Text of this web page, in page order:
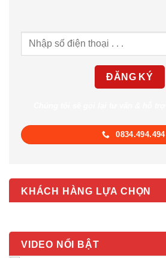
0834.494.494
KHÁCH HÀNG LỰA CHỌN
VIDEO NỔI BẬT